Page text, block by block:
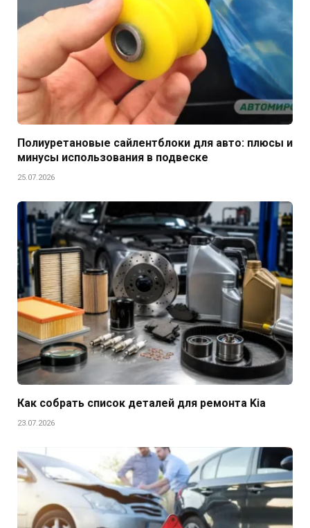
Полиуретановые сайлентблоки для авто: плюсы и
минусы использования в подвеске
25.07.2026
Как собрать список деталей для ремонта Kia
23.07.2026